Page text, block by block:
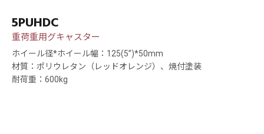
5PUHDC
重荷重用グキャスター
ホイール径*ホイール幅：125(5”)*50mm
材質：ポリウレタン（レッドオレンジ）、焼付塗装
耐荷重：600kg